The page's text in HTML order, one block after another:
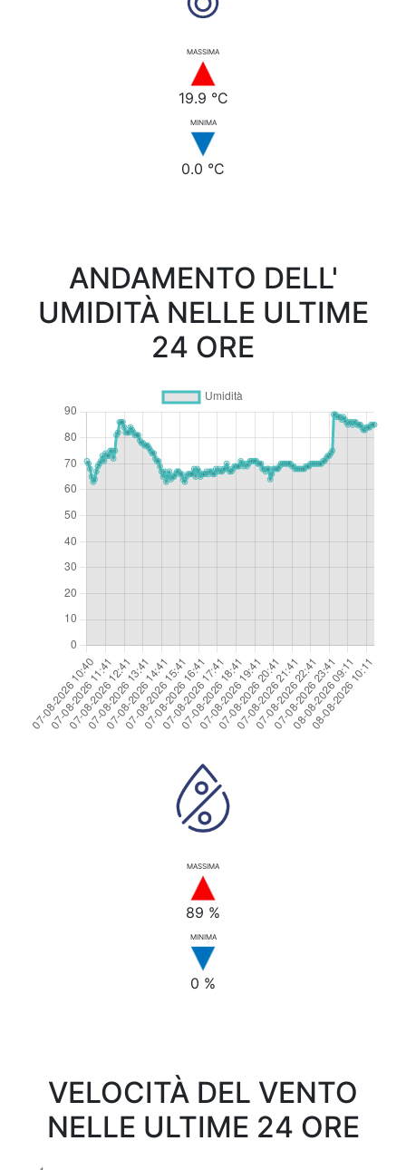
MASSIMA
19.9 °C
MINIMA
0.0 °C
ANDAMENTO DELL'
UMIDITÀ NELLE ULTIME
24 ORE
MASSIMA
89 %
MINIMA
0 %
VELOCITÀ DEL VENTO
NELLE ULTIME 24 ORE